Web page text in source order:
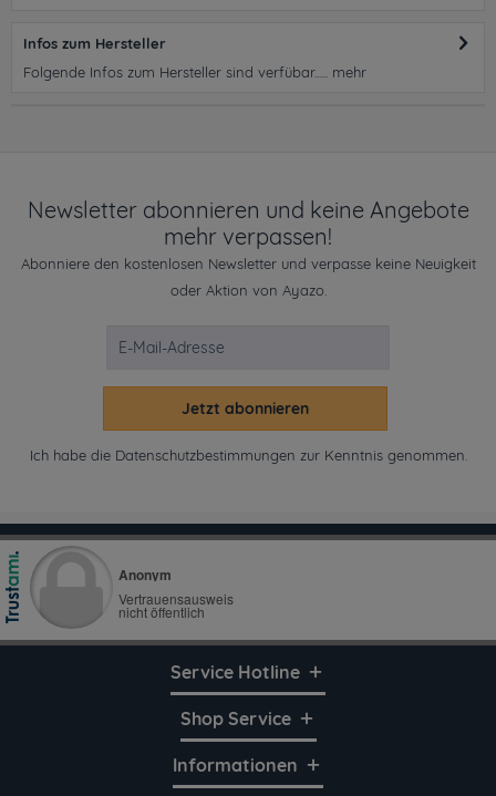
Infos zum Hersteller
Folgende Infos zum Hersteller sind verfübar...... mehr
Newsletter abonnieren und keine Angebote
mehr verpassen!
Abonniere den kostenlosen Newsletter und verpasse keine Neuigkeit
oder Aktion von Ayazo.
Jetzt abonnieren
Ich habe die Datenschutzbestimmungen zur Kenntnis genommen.
Service Hotline
Shop Service
Informationen